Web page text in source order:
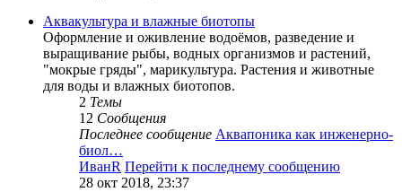
Аквакультура и влажные биотопы
Оформление и оживление водоёмов, разведение и
выращивание рыбы, водных организмов и растений,
"мокрые гряды", марикультура. Растения и животные
для воды и влажных биотопов.
2 Темы
12 Сообщения
Последнее сообщение Аквапоника как инженерно-
биол…
ИванR Перейти к последнему сообщению
28 окт 2018, 23:37